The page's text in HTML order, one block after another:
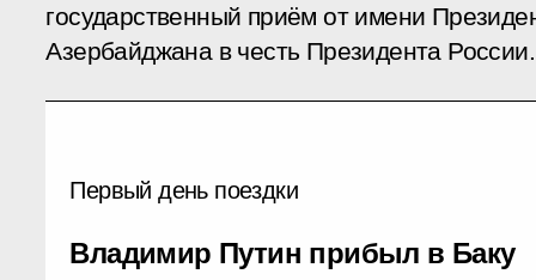
государственный приём от имени
Азербайджана в честь Президента России.
Первый день поездки
Владимир Путин прибыл в Баку